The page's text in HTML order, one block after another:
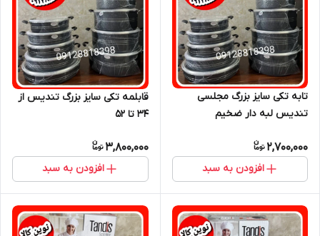
تابه تکی سایز بزرگ مجلسی
تندیس لبه دار ضخیم
2,700,000
افزودن به سبد
قابلمه تکی سایز بزرگ تندیس از
۳۴ تا ۵۲
3,800,000
افزودن به سبد